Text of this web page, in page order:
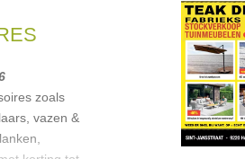
zoals
vazen &